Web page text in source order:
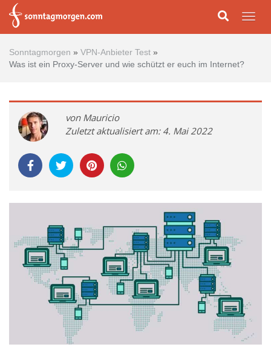
Skip to main content
Sonntagmorgen » VPN-Anbieter Test »
Was ist ein Proxy-Server und wie schützt er euch im Internet?
von Mauricio
Zuletzt aktualisiert am: 4. Mai 2022